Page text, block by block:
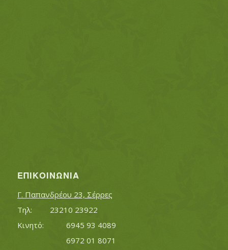
ΕΠΙΚΟΙΝΩΝΊΑ
Γ. Παπανδρέου 23, Σέρρες
Τηλ:		23210 23922
Κινητό:		6945 93 4089
			6972 01 8071